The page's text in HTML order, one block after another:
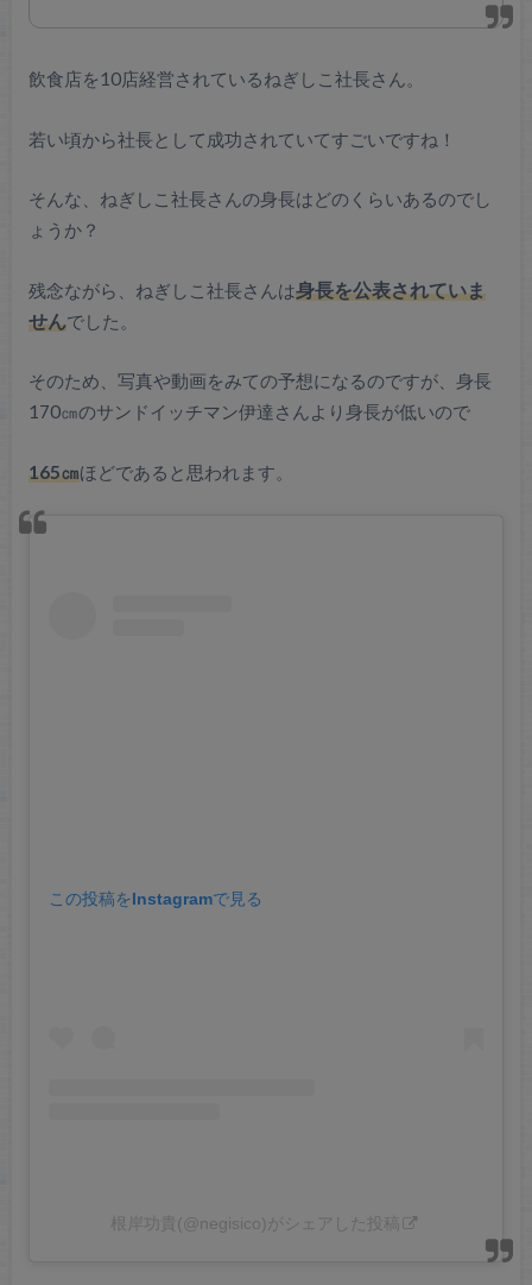
飲食店を10店経営されているねぎしこ社長さん。
若い頃から社長として成功されていてすごいですね！
そんな、ねぎしこ社長さんの身長はどのくらいあるのでし
ょうか？
残念ながら、ねぎしこ社長さんは身長を公表されていま
せんでした。
そのため、写真や動画をみての予想になるのですが、身長
170㎝のサンドイッチマン伊達さんより身長が低いので
165㎝ほどであると思われます。
この投稿をInstagramで見る
根岸功貴(@negisico)がシェアした投稿